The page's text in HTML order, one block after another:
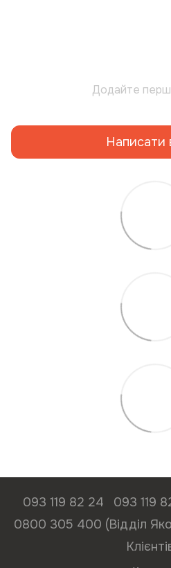
Додайте
Написати
093 119 82 24 093 119
0800 305 400 (Відділ